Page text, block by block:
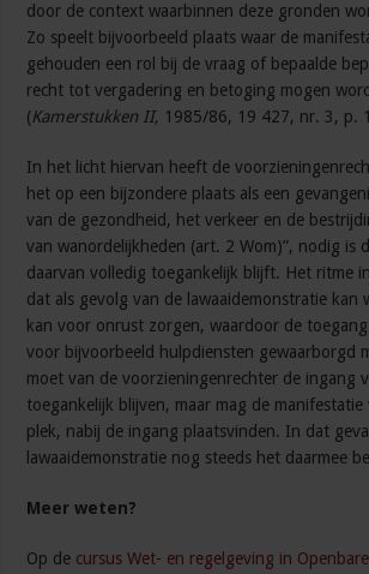
door de context waarbinnen deze gronden
Zo speelt bijvoorbeeld plaats waar de
gehouden een rol bij de vraag of bepaalde
recht tot vergadering en betoging mogen
(Kamerstukken II, 1985/86, 19 427, nr. 3, p.
In het licht hiervan heeft de
het op een bijzondere plaats als een
van de gezondheid, het verkeer en de
van wanordelijkheden (art. 2 Wom)”, nodig is
daarvan volledig toegankelijk blijft. Het ritme
dat als gevolg van de lawaaidemonstratie kan
kan voor onrust zorgen, waardoor de
voor bijvoorbeeld hulpdiensten gewaarborgd
moet van de voorzieningenrechter de ingang
toegankelijk blijven, maar mag de
plek, nabij de ingang plaatsvinden. In dat
lawaaidemonstratie nog steeds het daarmee
Meer weten?
Op de cursus Wet- en regelgeving in